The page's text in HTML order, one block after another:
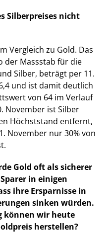
Silberpreises nicht
Vergleich zu Gold. Das
der Massstab für die
Silber, beträgt per 11.
und ist damit deutlich
von 64 im Verlauf
November ist Silber
Höchststand entfernt,
November nur 30% von
Gold oft als sicherer
in einigen
ihre Ersparnisse in
sinken würden.
können wir heute
herstellen?